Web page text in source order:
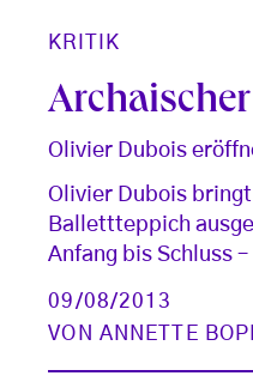
KRITIK
Olivier Dubois
Olivier Dubois
Ballettteppich
Anfang bis Schluss
09/08/2013
VON ANNETTE